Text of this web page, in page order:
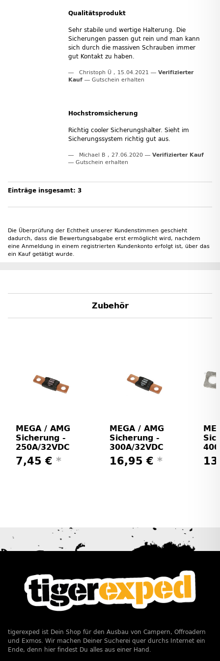
Qualitätsprodukt
Sehr stabile und wertige Halterung. Die
Sicherungen passen gut rein und man kann
sich durch die massiven Schrauben immer
gut Kontakt zu haben.
Christoph Ü , 15.04.2021
Verifizierter
Kauf
Gutschein erhalten
Hochstromsicherung
Richtig cooler Sicherungshalter. Sieht im
Sicherungssystem richtig gut aus.
Michael B , 27.06.2020
Verifizierter Kauf
Gutschein erhalten
Einträge insgesamt: 3
Die Überprüfung der Echtheit unserer Kundenstimmen geschieht
dadurch, dass die Bewertungsabgabe erst ermöglicht wird, nachdem
eine Anmeldung in einem registrierten Kundenkonto erfolgt ist, über das
ein Kauf getätigt wurde.
Zubehör
MEGA / AMG
Sicherung -
250A/32VDC
7,45 € *
MEGA / AMG
Sicherung -
300A/32VDC
16,95 € *
tigerexped ist Dein Shop für den Ausbau von Campern, Offroadern
und Exmos. Wir machen Deiner Sucherei quer durchs Internet ein
Ende, denn hier findest Du alles aus einer Hand.